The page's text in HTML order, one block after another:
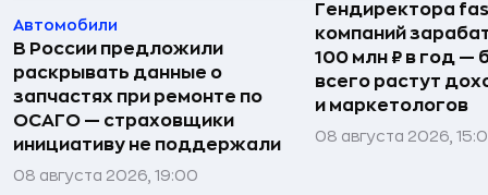
Автомобили
В России предложили
раскрывать данные о
запчастях при ремонте по
ОСАГО — страховщики
инициативу не поддержали
08 августа 2026, 19:00
Гендиректора
компаний
100 млн ₽ в год —
всего растут
и маркетологов
08 августа 2026,